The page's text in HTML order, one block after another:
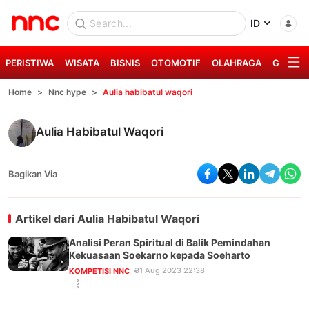
ID
PERISTIWA WISATA BISNIS OTOMOTIF OLAHRAGA GAYA
Home Nnc hype Aulia habibatul waqori
Aulia Habibatul Waqori
Bagikan Via
Artikel dari Aulia Habibatul Waqori
Analisi Peran Spiritual di Balik Pemindahan
Kekuasaan Soekarno kepada Soeharto
KOMPETISI NNC 31 Aug 2023 22:38